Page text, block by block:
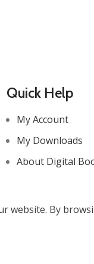
Quick Help
My Account
My Downloads
About Digital
website. By